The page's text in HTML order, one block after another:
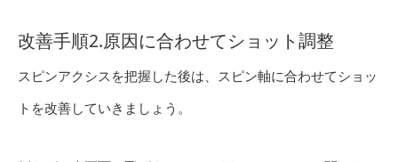
改善手順2.原因に合わせてショット調整
スピンアクシスを把握した後は、スピン軸に合わせてショッ
トを改善していきましょう。